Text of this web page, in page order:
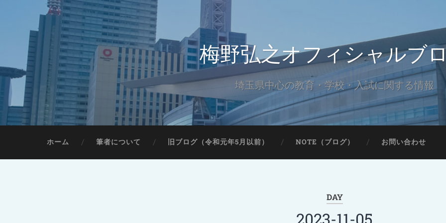
梅野弘之オフィシャルブ
埼玉県中心の教育・学校・入試に関する情報
ホーム 筆者について 旧ブログ（令和元年5月以前） NOTE（ブログ） お問い合わせ
DAY